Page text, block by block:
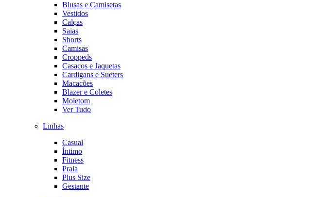
Blusas e Camisetas
Vestidos
Calças
Saias
Shorts
Camisas
Croppeds
Casacos e Jaquetas
Cardigans e Sueters
Macacões
Blazer e Coletes
Moletom
Ver Tudo
Linhas
Casual
Íntimo
Fitness
Praia
Plus Size
Gestante